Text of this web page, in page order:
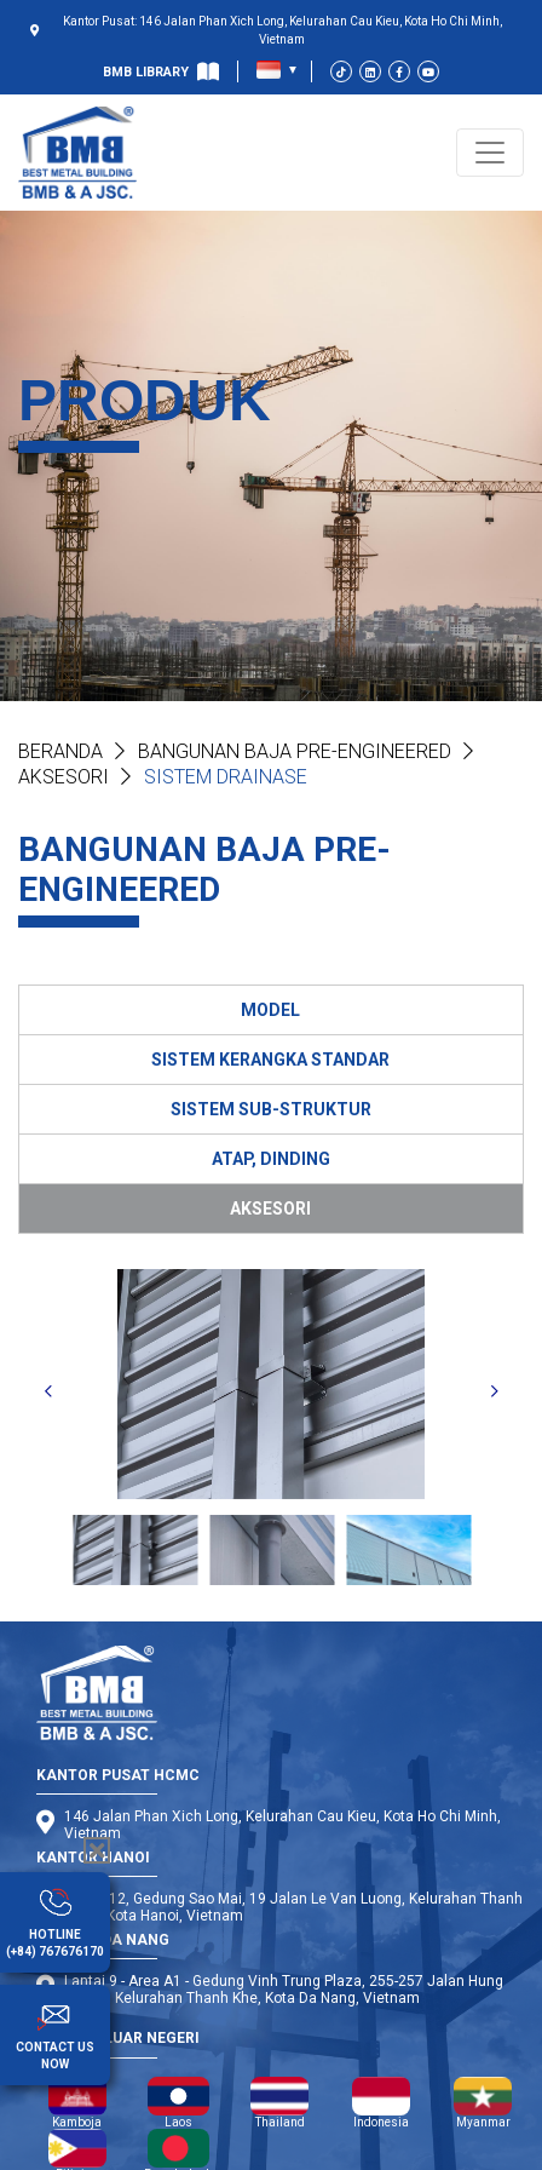
Kantor Pusat: 146 Jalan Phan Xich Long, Kelurahan Cau Kieu, Kota Ho Chi Minh,
Vietnam
BMB LIBRARY
PRODUK
BERANDA
BANGUNAN BAJA PRE-ENGINEERED
AKSESORI
SISTEM DRAINASE
BANGUNAN BAJA PRE-
ENGINEERED
MODEL
SISTEM KERANGKA STANDAR
SISTEM SUB-STRUKTUR
ATAP, DINDING
AKSESORI
KANTOR PUSAT HCMC
146 Jalan Phan Xich Long, Kelurahan Cau Kieu, Kota Ho Chi Minh,
Vietnam
KANTOR HANOI
Lantai 12, Gedung Sao Mai, 19 Jalan Le Van Luong, Kelurahan Thanh
Xuan, Kota Hanoi, Vietnam
KANTOR DA NANG
Lantai 9 - Area A1 - Gedung Vinh Trung Plaza, 255-257 Jalan Hung
Vuong, Kelurahan Thanh Khe, Kota Da Nang, Vietnam
CABANG LUAR NEGERI
Kamboja Laos Thailand Indonesia Myanmar
HOTLINE
(+84) 767676170
CONTACT US
NOW